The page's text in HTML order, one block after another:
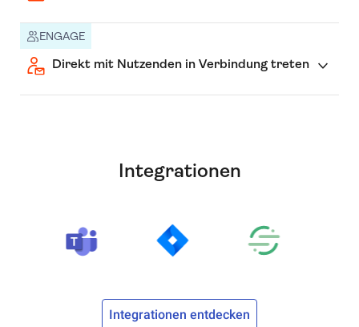
ENGAGE
Direkt mit Nutzenden in Verbindung treten
Integrationen
Integrationen entdecken